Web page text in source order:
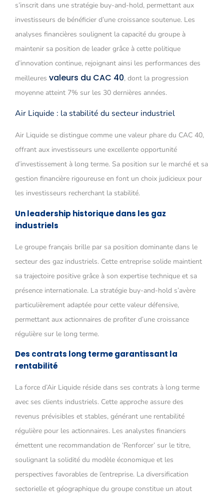
s’inscrit dans une stratégie buy-and-hold, permettant aux
investisseurs de bénéficier d’une croissance soutenue. Les
analyses financières soulignent la capacité du groupe à
maintenir sa position de leader grâce à cette politique
d’innovation continue, rejoignant ainsi les performances des
meilleures valeurs du CAC 40, dont la progression
moyenne atteint 7% sur les 30 dernières années.
Air Liquide : la stabilité du secteur industriel
Air Liquide se distingue comme une valeur phare du CAC 40,
offrant aux investisseurs une excellente opportunité
d’investissement à long terme. Sa position sur le marché et sa
gestion financière rigoureuse en font un choix judicieux pour
les investisseurs recherchant la stabilité.
Un leadership historique dans les gaz
industriels
Le groupe français brille par sa position dominante dans le
secteur des gaz industriels. Cette entreprise solide maintient
sa trajectoire positive grâce à son expertise technique et sa
présence internationale. La stratégie buy-and-hold s’avère
particulièrement adaptée pour cette valeur défensive,
permettant aux actionnaires de profiter d’une croissance
régulière sur le long terme.
Des contrats long terme garantissant la
rentabilité
La force d’Air Liquide réside dans ses contrats à long terme
avec ses clients industriels. Cette approche assure des
revenus prévisibles et stables, générant une rentabilité
régulière pour les actionnaires. Les analystes financiers
émettent une recommandation de ‘Renforcer’ sur le titre,
soulignant la solidité du modèle économique et les
perspectives favorables de l’entreprise. La diversification
sectorielle et géographique du groupe constitue un atout